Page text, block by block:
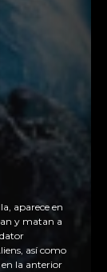
aparece en
y matan a
así como
la anterior